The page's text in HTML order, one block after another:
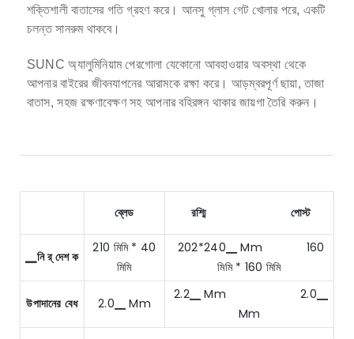
শক্তিশালী বাতাসের গতি গ্রহণ করে। আনসু গ্লাস গেট খোলার পরে, একটি
চলন্ত সানরুম থাকবে।
SUNC অ্যালুমিনিয়াম পেরগোলা যেকোনো আবহাওয়ার অবস্থা থেকে
আপনার বাইরের জীবনযাপনের আরামকে রক্ষা করে। আড়ম্বরপূর্ণ ছায়া, তাজা
বাতাস, সহজ রক্ষণাবেক্ষণ সহ আপনার বহিরঙ্গন থাকার জায়গা তৈরি করুন।
ব্লেড রশ্মি পোস্ট
▁নি র্ দেশ ক
210 মিমি * 40
মিমি
202*240▁ Mm 160
মিমি * 160 মিমি
উপাদানের বেধ 2.0▁ Mm
2.2▁ Mm 2.0▁
Mm